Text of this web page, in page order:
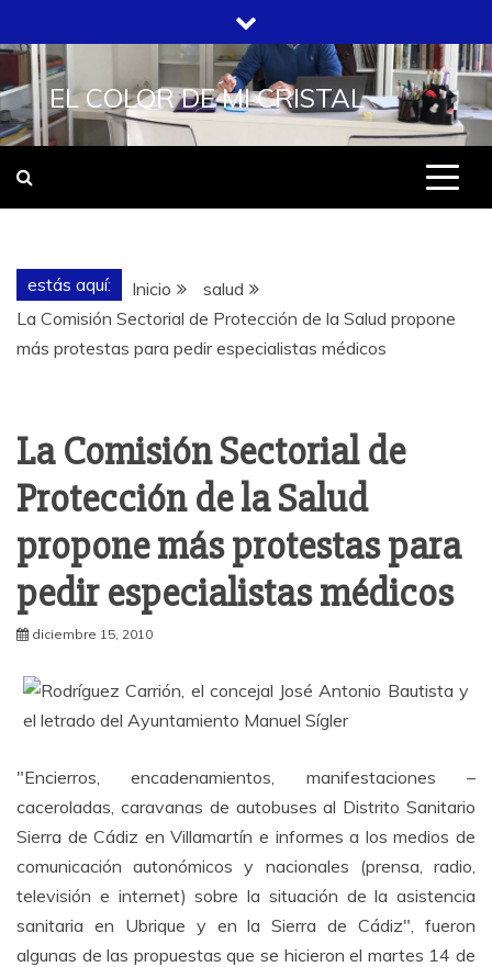
al
contenido
EL COLOR DE MI CRISTAL
estás aquí: Inicio
salud
La Comisión Sectorial de Protección de la Salud propone
más protestas para pedir especialistas médicos
La Comisión Sectorial de
Protección de la Salud
propone más protestas para
pedir especialistas médicos
diciembre 15, 2010
"Encierros, encadenamientos, manifestaciones –
caceroladas, caravanas de autobuses al Distrito Sanitario
Sierra de Cádiz en Villamartín e informes a los medios de
comunicación autonómicos y nacionales (prensa, radio,
televisión e internet) sobre la situación de la asistencia
sanitaria en Ubrique y en la Sierra de Cádiz", fueron
algunas de las propuestas que se hicieron el martes 14 de